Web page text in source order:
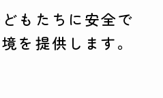
もたちに安全で
を提供します。